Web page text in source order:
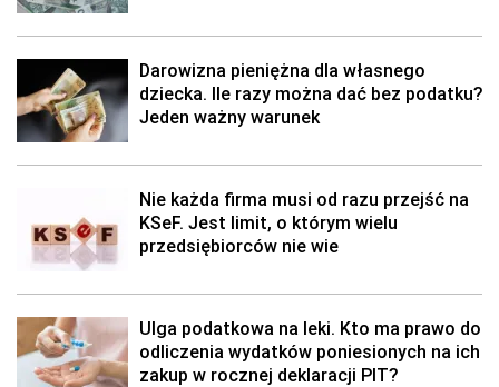
Darowizna pieniężna dla własnego
dziecka. Ile razy można dać bez podatku?
Jeden ważny warunek
Nie każda firma musi od razu przejść na
KSeF. Jest limit, o którym wielu
przedsiębiorców nie wie
Ulga podatkowa na leki. Kto ma prawo do
odliczenia wydatków poniesionych na ich
zakup w rocznej deklaracji PIT?